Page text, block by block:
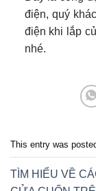
điện, quý
điện khi lắp
nhé.
This entry was
TÌM HIỂU VỀ